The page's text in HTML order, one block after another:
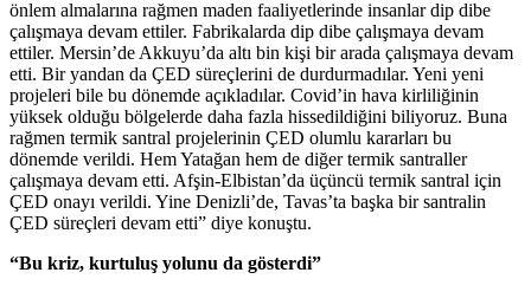
önlem almalarına rağmen maden faaliyetlerinde insanlar dip dibe
çalışmaya devam ettiler. Fabrikalarda dip dibe çalışmaya devam
ettiler. Mersin’de Akkuyu’da altı bin kişi bir arada çalışmaya devam
etti. Bir yandan da ÇED süreçlerini de durdurmadılar. Yeni yeni
projeleri bile bu dönemde açıkladılar. Covid’in hava kirliliğinin
yüksek olduğu bölgelerde daha fazla hissedildiğini biliyoruz. Buna
rağmen termik santral projelerinin ÇED olumlu kararları bu
dönemde verildi. Hem Yatağan hem de diğer termik santraller
çalışmaya devam etti. Afşin-Elbistan’da üçüncü termik santral için
ÇED onayı verildi. Yine Denizli’de, Tavas’ta başka bir santralin
ÇED süreçleri devam etti” diye konuştu.
“Bu kriz, kurtuluş yolunu da gösterdi”